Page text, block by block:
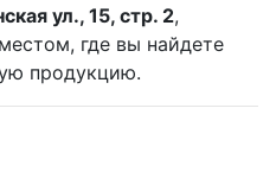
ул., 15, стр. 2,
где вы найдете
продукцию.